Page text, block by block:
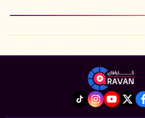
facebook
twitter
youtube
instagram
tiktok